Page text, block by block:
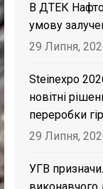
В ДТЕК
умову
29 Липня,
Steinexpo
новітні
переробки
29 Липня,
УГВ